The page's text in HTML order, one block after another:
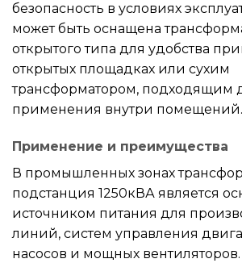
безопасность в условиях
может быть оснащена
открытого типа для удобства
открытых площадках или сухим
трансформатором, подходящим
применения внутри помещений.
Применение и преимущества
В промышленных зонах
подстанция 1250кВА является
источником питания для
линий, систем управления
насосов и мощных